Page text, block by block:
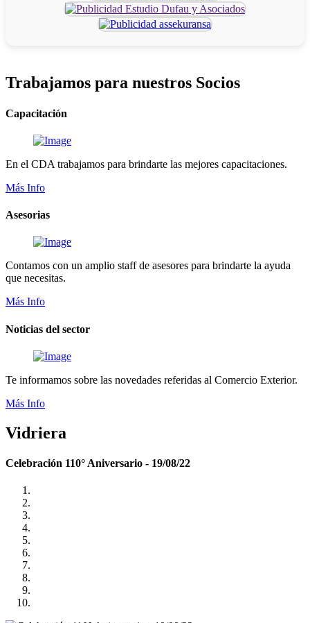
Trabajamos para nuestros Socios
Capacitación
En el CDA trabajamos para brindarte las mejores capacitaciones.
Más Info
Asesorias
Contamos con un amplio staff de asesores para brindarte la ayuda
que necesitas.
Más Info
Noticias del sector
Te informamos sobre las novedades referidas al Comercio Exterior.
Más Info
Vidriera
Celebración 110° Aniversario - 19/08/22